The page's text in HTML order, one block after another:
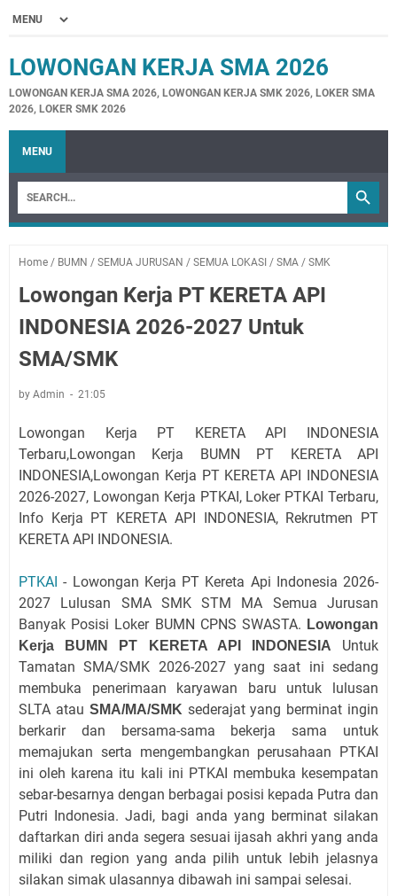
LOWONGAN KERJA SMA 2026
LOWONGAN KERJA SMA 2026, LOWONGAN KERJA SMK 2026, LOKER SMA
2026, LOKER SMK 2026
MENU
Home / BUMN / SEMUA JURUSAN / SEMUA LOKASI / SMA / SMK
Lowongan Kerja PT KERETA API
INDONESIA 2026-2027 Untuk
SMA/SMK
by Admin 21:05
Lowongan Kerja PT KERETA API INDONESIA
Terbaru,Lowongan Kerja BUMN PT KERETA API
INDONESIA,Lowongan Kerja PT KERETA API INDONESIA
2026-2027, Lowongan Kerja PTKAI, Loker PTKAI Terbaru,
Info Kerja PT KERETA API INDONESIA, Rekrutmen PT
KERETA API INDONESIA.
PTKAI- Lowongan Kerja PT Kereta Api Indonesia 2026-
2027 Lulusan SMA SMK STM MA Semua Jurusan
Banyak Posisi Loker BUMN CPNS SWASTA. Lowongan
Kerja BUMN PT KERETA API INDONESIA
Untuk
Tamatan SMA/SMK 2026-2027 yang saat ini sedang
membuka penerimaan karyawan baru untuk lulusan
SLTA atau SMA/MA/SMK sederajat yang berminat ingin
berkarir dan bersama-sama bekerja sama untuk
memajukan serta mengembangkan perusahaan PTKAI
ini oleh karena itu kali ini PTKAI membuka kesempatan
sebar-besarnya dengan berbagai posisi kepada Putra dan
Putri Indonesia. Jadi, bagi anda yang berminat silakan
daftarkan diri anda segera sesuai ijasah akhri yang anda
miliki dan region yang anda pilih untuk lebih jelasnya
silakan simak ulasannya dibawah ini sampai selesai.